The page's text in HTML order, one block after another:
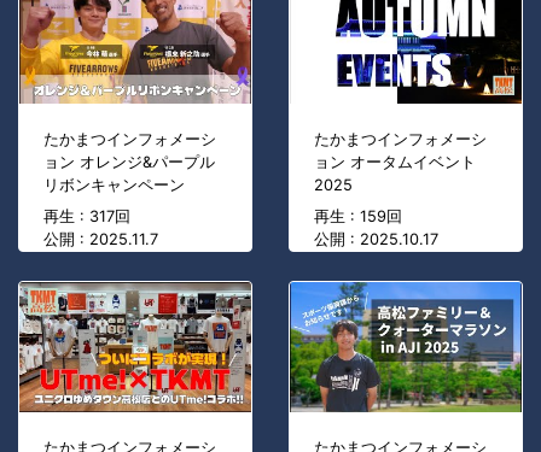
たかまつインフォメーシ
ョン オレンジ&パープル
リボンキャンペーン
再生 : 317回
公開 : 2025.11.7
たかまつインフォメーシ
ョン オータムイベント
2025
再生 : 159回
公開 : 2025.10.17
たかまつインフォメーシ
たかまつインフォメーシ